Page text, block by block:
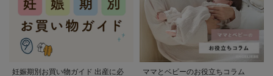
妊娠期別お買い物ガイド 出産に必 ママとベビーのお役立ちコラム